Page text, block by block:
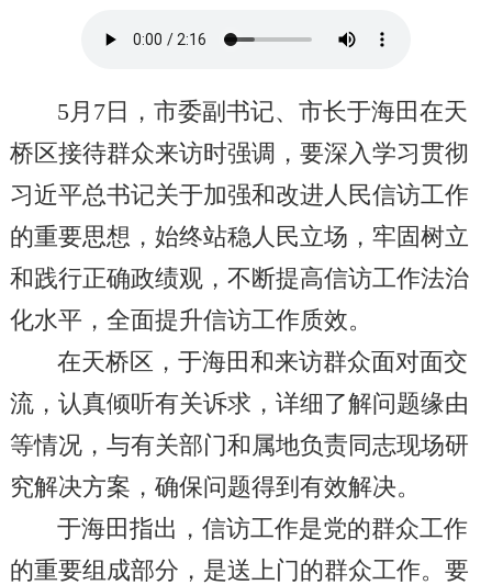
5月7日，市委副书记、市长于海田在天
桥区接待群众来访时强调，要深入学习贯彻
习近平总书记关于加强和改进人民信访工作
的重要思想，始终站稳人民立场，牢固树立
和践行正确政绩观，不断提高信访工作法治
化水平，全面提升信访工作质效。
在天桥区，于海田和来访群众面对面交
流，认真倾听有关诉求，详细了解问题缘由
等情况，与有关部门和属地负责同志现场研
究解决方案，确保问题得到有效解决。
于海田指出，信访工作是党的群众工作
的重要组成部分，是送上门的群众工作。要